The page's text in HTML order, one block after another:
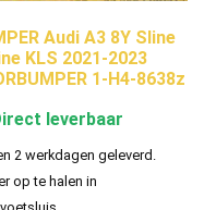
Audi A3 8Y Sline
KLS 2021-2023
1-H4-8638z
leverbaar
2 werkdagen geleverd.
op te halen in